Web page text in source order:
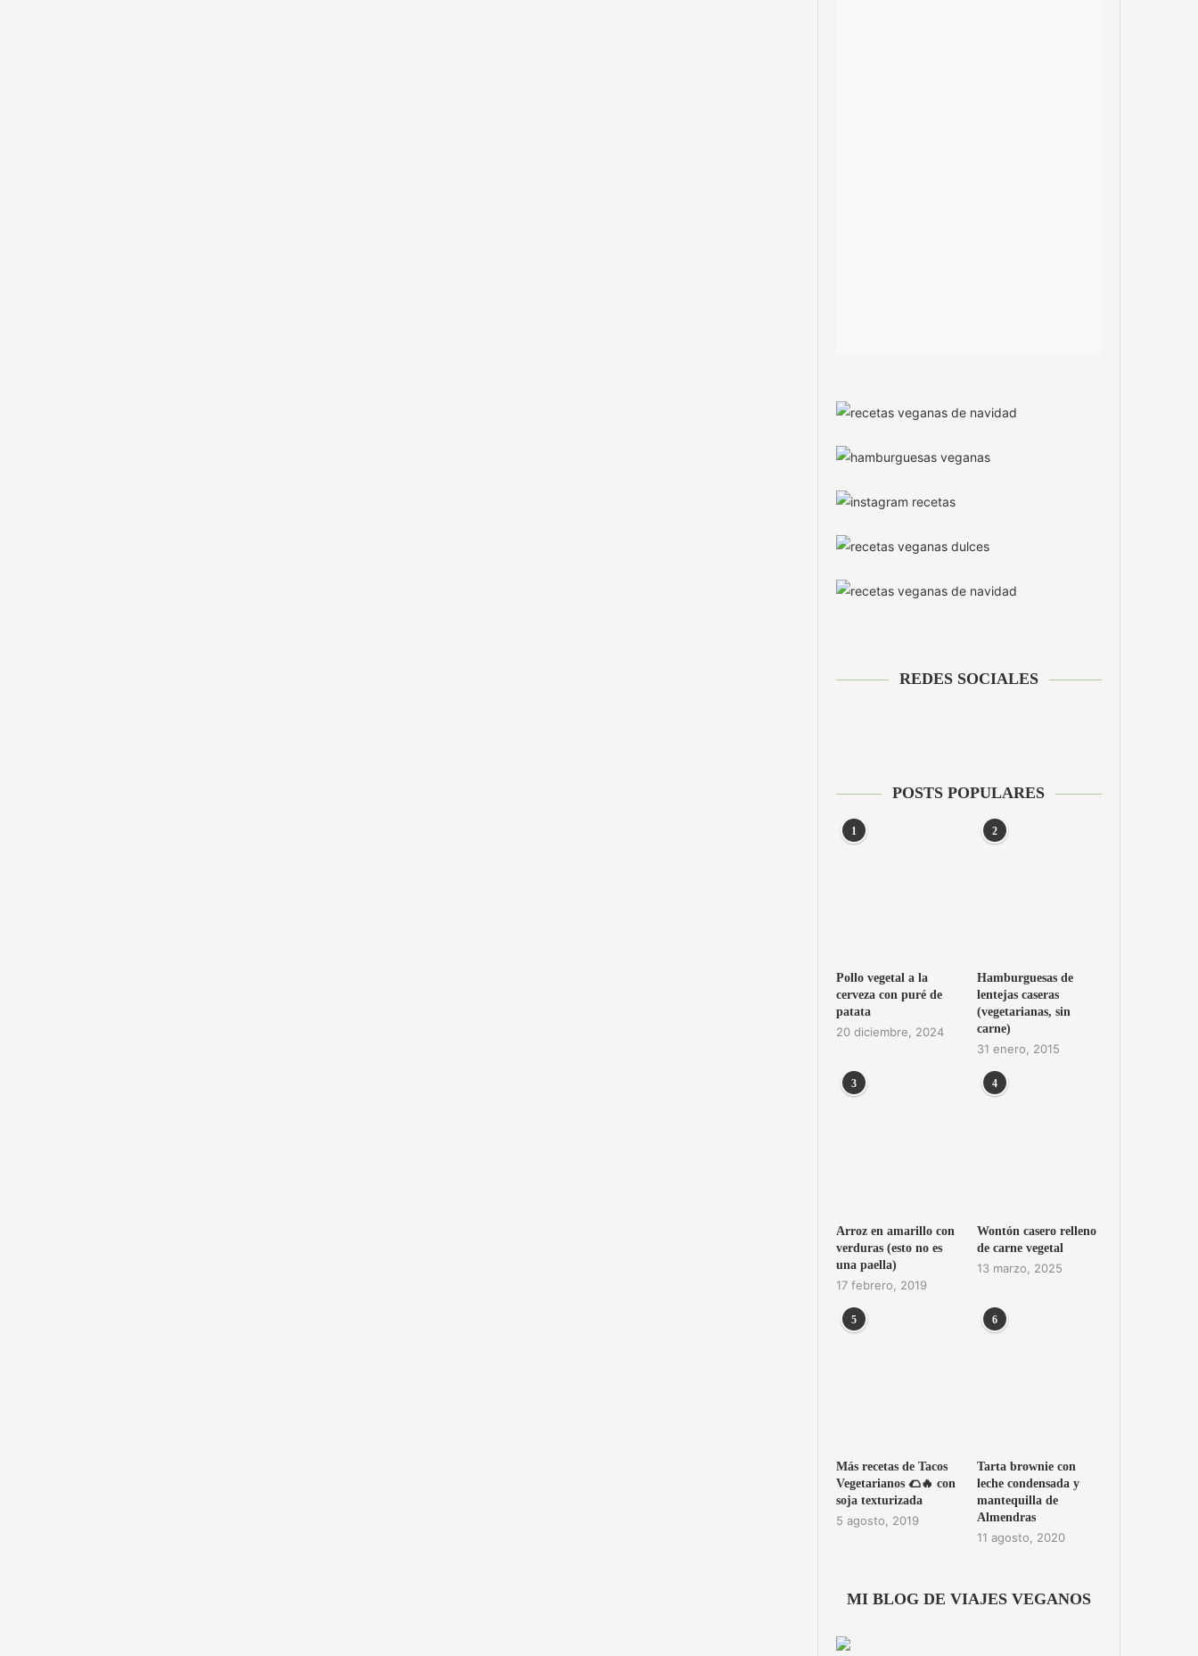
REDES SOCIALES
POSTS POPULARES
1
Pollo vegetal a la
cerveza con puré de
patata
20 diciembre, 2024
2
Hamburguesas de
lentejas caseras
(vegetarianas, sin
carne)
31 enero, 2015
3
Arroz en amarillo con
verduras (esto no es
una paella)
17 febrero, 2019
4
Wontón casero relleno
de carne vegetal
13 marzo, 2025
5
Más recetas de Tacos
Vegetarianos 🌮🔥 con
soja texturizada
5 agosto, 2019
6
Tarta brownie con
leche condensada y
mantequilla de
Almendras
11 agosto, 2020
MI BLOG DE VIAJES VEGANOS